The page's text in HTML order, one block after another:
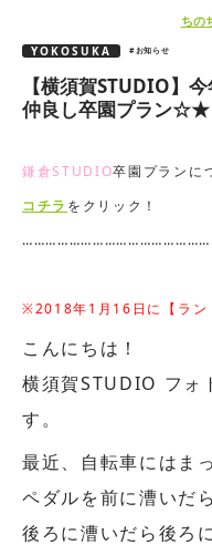
ちの
YOKOSUKA #お知らせ
【横須賀STUDIO】
仲良し卒園プラン☆★
鎌倉STUDIO卒園プランに
コチラ をクリック！
※2018年1月16日に【ラン
こんにちは！
横須賀STUDIO フォ
す。
最近、自転車にはま
ペダルを前に漕いだ
後ろに漕いだら後ろ